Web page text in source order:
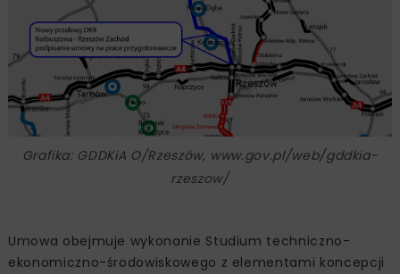
Grafika: GDDKiA O/Rzeszów, www.gov.pl/web/gddkia-
rzeszow/
Umowa obejmuje wykonanie Studium techniczno-
ekonomiczno-środowiskowego z elementami koncepcji